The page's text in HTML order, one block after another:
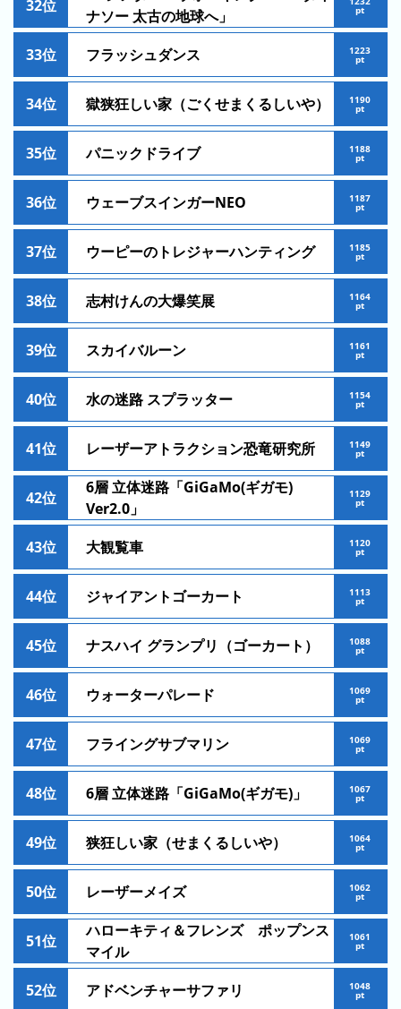
ン
グ
先
月
の
ン
キ
ン
グ
今
年
の
ラ
ン
ン
グ
去
の
ラ
ン
キ
ン
グ
待
ち
間
グ
ラ
フ
今
日
こ
れ
ま
で
の
混
雑
ラ
フ
３
32位
ナソー 太古の地球へ」
pt
33位 フラッシュダンス 1223
pt
34位 獄狭狂しい家（ごくせまくるしいや） 1190
pt
35位 パニックドライブ 1188
pt
36位 ウェーブスインガーNEO 1187
pt
37位 ウーピーのトレジャーハンティング 1185
pt
38位 志村けんの大爆笑展 1164
pt
39位 スカイバルーン 1161
pt
40位 水の迷路 スプラッター 1154
pt
41位 レーザーアトラクション恐竜研究所 1149
pt
42位
6層 立体迷路「GiGaMo(ギガモ)
Ver2.0」
1129
pt
43位 大観覧車 1120
pt
44位 ジャイアントゴーカート 1113
pt
45位 ナスハイ グランプリ（ゴーカート） 1088
pt
46位 ウォーターパレード 1069
pt
47位 フライングサブマリン 1069
pt
48位 6層 立体迷路「GiGaMo(ギガモ)」 1067
pt
49位 狭狂しい家（せまくるしいや） 1064
pt
50位 レーザーメイズ 1062
pt
51位
ハローキティ＆フレンズ ポップンス
マイル
1061
pt
52位 アドベンチャーサファリ 1048
pt